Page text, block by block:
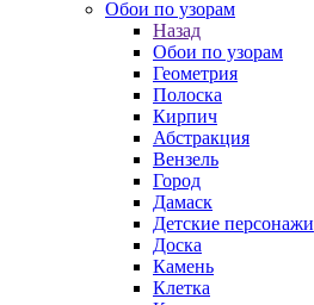
Обои по узорам
Назад
Обои по узорам
Геометрия
Полоска
Кирпич
Абстракция
Вензель
Город
Дамаск
Детские персонажи
Доска
Камень
Клетка